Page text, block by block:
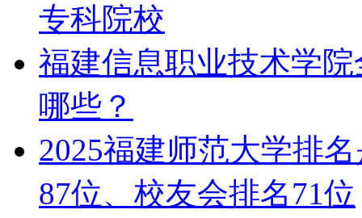
专科院校
福建信息职业技术学
哪些？
2025福建师范大学排
87位、校友会排名71位